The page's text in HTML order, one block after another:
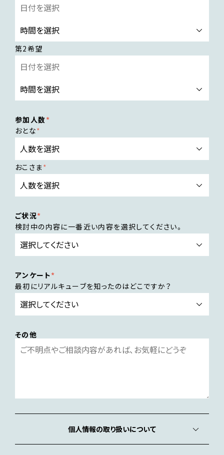
第2希望
参加人数
おとな
おこさま
ご状況
検討中の内容に一番近い内容を選択してください。
アンケート
最初にリアルキューブを知ったのはどこですか？
その他
個人情報の取り扱いについて